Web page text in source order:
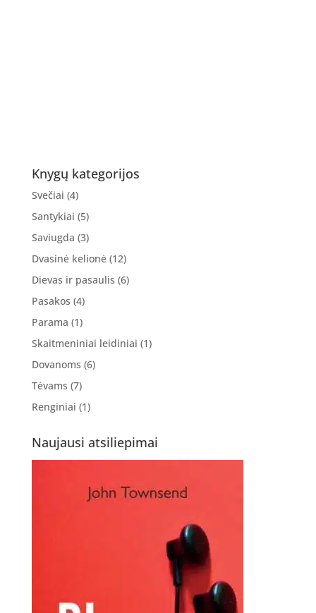
Knygų kategorijos
Svečiai (4)
Santykiai (5)
Saviugda (3)
Dvasinė kelionė (12)
Dievas ir pasaulis (6)
Pasakos (4)
Parama (1)
Skaitmeniniai leidiniai (1)
Dovanoms (6)
Tėvams (7)
Renginiai (1)
Naujausi atsiliepimai